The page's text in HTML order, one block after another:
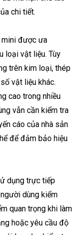
chi tiết.
mini được ưa
loại vật liệu. Tùy
trên kim loại, thép
vật liệu khác.
cao trong nhiều
vẫn cần kiểm tra
cáo của nhà sản
để đảm bảo hiệu
dụng trực tiếp
dùng kiểm
quan trọng khi làm
hoặc yêu cầu độ